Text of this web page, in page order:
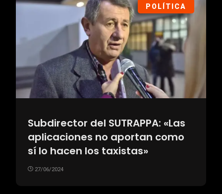
POLÍTICA
Subdirector del SUTRAPPA: «Las
aplicaciones no aportan como
sí lo hacen los taxistas»
27/06/2024